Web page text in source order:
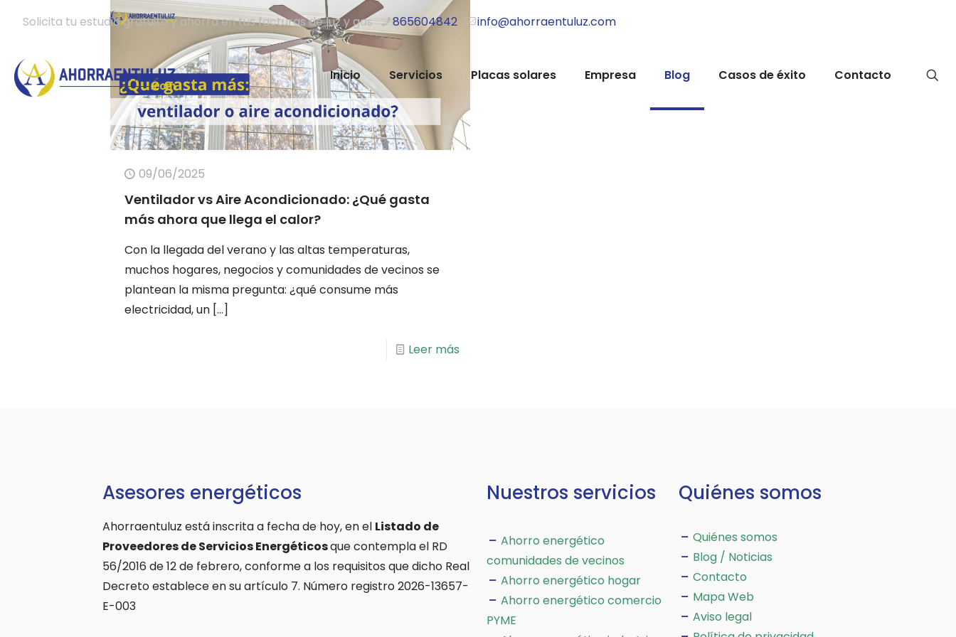
Solicita tu estudio gratuito y ahorra en tus facturas de luz y gas 865604842 info@ahorraentuluz.com
Inicio Servicios Placas solares Empresa Blog Casos de éxito Contacto
09/06/2025
Ventilador vs Aire Acondicionado: ¿Qué gasta
más ahora que llega el calor?
Con la llegada del verano y las altas temperaturas,
muchos hogares, negocios y comunidades de vecinos se
plantean la misma pregunta: ¿qué consume más
electricidad, un[…]
Leer más
Asesores energéticos
Ahorraentuluz está inscrita a fecha de hoy, en el Listado de
Proveedores de Servicios Energéticosque contempla el RD
56/2016 de 12 de febrero, conforme a los requisitos que dicho Real
Decreto establece en su artículo 7. Número registro 2026-13657-
E-003
Nuestros servicios
Ahorro energético
comunidades de vecinos
Ahorro energético hogar
Ahorro energético comercio
PYME
Quiénes somos
Quiénes somos
Blog / Noticias
Contacto
Mapa Web
Aviso legal